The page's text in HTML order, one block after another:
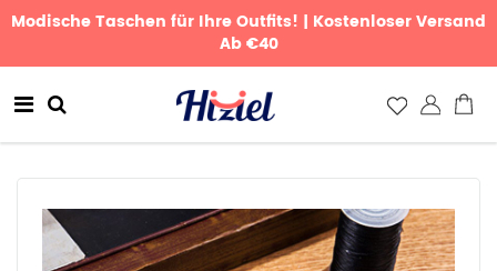
Modische Taschen für Ihre Outfits! | Kostenloser Versand
Ab €40